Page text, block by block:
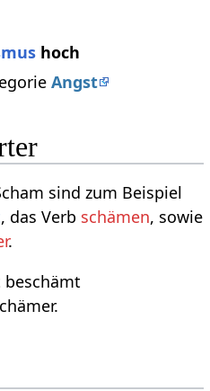
hoch
Angst
sind zum Beispiel
, das Verb schämen, sowie
.
beschämt